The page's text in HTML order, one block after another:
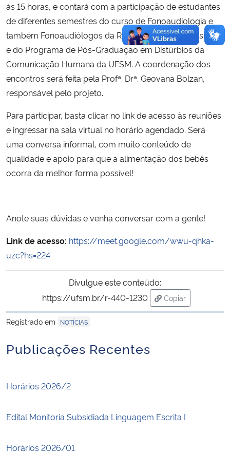
às 15 horas, e contará com a participação de estudantes
de diferentes semestres do curso de Fonoaudiologia e
também Fonoaudiólogos da Residência Multiprofissional
e do Programa de Pós-Graduação em Distúrbios da
Comunicação Humana da UFSM. A coordenação dos
encontros será feita pela Profª. Drª. Geovana Bolzan,
responsável pelo projeto.
Para participar, basta clicar no link de acesso às reuniões
e ingressar na sala virtual no horário agendado. Será
uma conversa informal, com muito conteúdo de
qualidade e apoio para que a alimentação dos bebês
ocorra da melhor forma possível!
Anote suas dúvidas e venha conversar com a gente!
Link de acesso: https://meet.google.com/wwu-qhka-
uzc?hs=224
Divulgue este conteúdo:
https://ufsm.br/r-440-1230
Copiar
para área de
Registrado em
NOTÍCIAS
Publicações Recentes
Horários 2026/2
Edital Monitoria Subsidiada Linguagem Escrita I
Horários 2026/01